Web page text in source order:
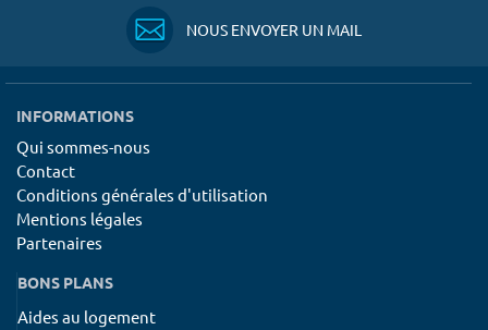
NOUS ENVOYER UN MAIL
INFORMATIONS
Qui sommes-nous
Contact
Conditions générales d'utilisation
Mentions légales
Partenaires
BONS PLANS
Aides au logement